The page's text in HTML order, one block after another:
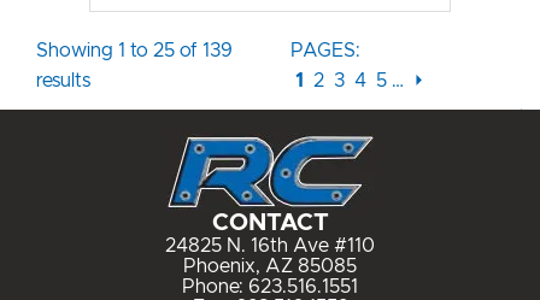
Showing 1 to 25 of 139
results
PAGES:
1
2 3 4 5 … ⏵
CONTACT
24825 N. 16th Ave #110
Phoenix, AZ 85085
Phone: 623.516.1551